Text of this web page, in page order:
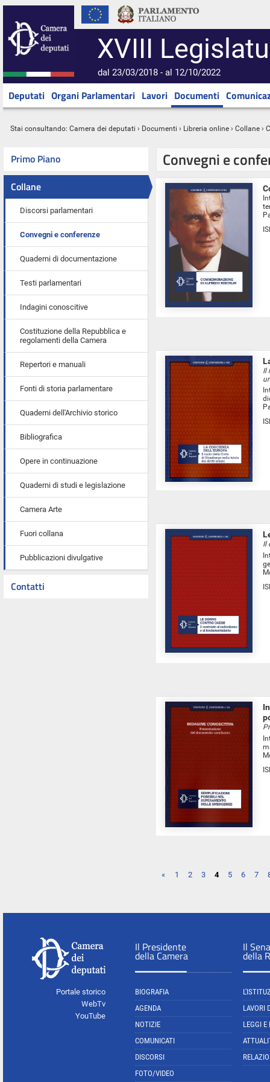
XVIII
dal 23/03/2018 - al 12/10/2022
Deputati Organi Parlamentari Lavori Documenti
Stai consultando: Camera dei deputati › Documenti › Libreria online › Collane ›
Primo Piano
Collane
Discorsi parlamentari
Convegni e conferenze
Quaderni di documentazione
Testi parlamentari
Indagini conoscitive
Costituzione della Repubblica e
regolamenti della Camera
Repertori e manuali
Fonti di storia parlamentare
Quaderni dell'Archivio storico
Bibliografica
Opere in continuazione
Quaderni di studi e legislazione
Camera Arte
Fuori collana
Pubblicazioni divulgative
Contatti
Convegni e
Il
Il
« 1 2 3 4 5 6 7
Portale storico
WebTv
YouTube
Il Presidente
della Camera
BIOGRAFIA
AGENDA
NOTIZIE
COMUNICATI
DISCORSI
FOTO/VIDEO
Il
della
LAVORI
LEGGI E